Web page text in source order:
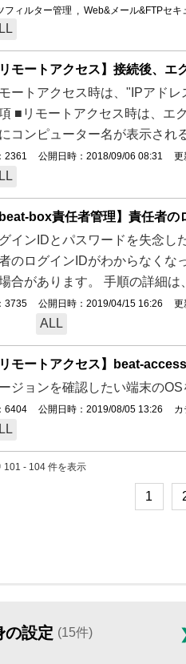
フィルター管理 , Web&メール&FTPセキ
リモートアクセス】接続後、
ートアクセス時は、"IPアド
■リモートアクセス時は、エ
コンピューター名が表示され
2361
公開日時：2018/09/06 08:31 更
beat-box責任者管理】責任者
インIDとパスワードを失念し
のログインIDがわからなくな
合があります。 手順の詳細は
3735
公開日時：2019/04/15 16:26 更
ALL
リモートアクセス】beat-
ジョンを確認したい端末のOS
6404
公開日時：2019/08/05 13:26 カ
101 - 104 件を表示
1
の設定 (15件)